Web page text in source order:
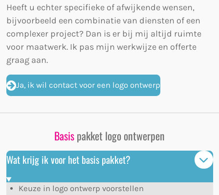
Heeft u echter specifieke of afwijkende wensen,
bijvoorbeeld een combinatie van diensten of een
complexer project? Dan is er bij mij altijd ruimte
voor maatwerk. Ik pas mijn werkwijze en offerte
graag aan.
Ja, ik wil contact voor een logo ontwerp
Basispakket logo ontwerpen
Wat krijg ik voor het basis pakket?
Keuze in logo ontwerp voorstellen